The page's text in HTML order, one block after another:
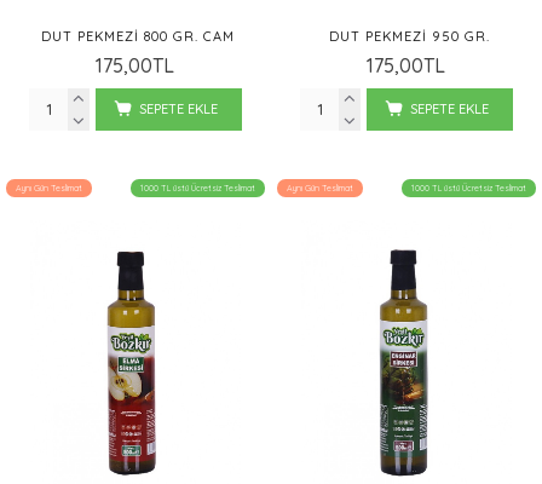
DUT PEKMEZI 800 GR. CAM
175,00TL
SEPETE EKLE
DUT PEKMEZI 950 GR.
175,00TL
SEPETE EKLE
Aynı Gün Teslimat 1000 TL üstü Ücretsiz Teslimat Aynı Gün Teslimat 1000 TL üstü Ücretsiz Teslimat